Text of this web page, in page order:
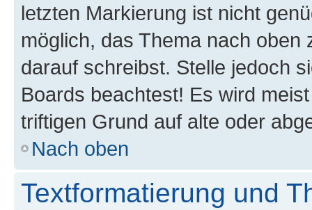
letzten Markierung ist nicht
möglich, das Thema nach oben
darauf schreibst. Stelle jedoch
Boards beachtest! Es wird
triftigen Grund auf alte oder
Nach oben
Textformatierung und